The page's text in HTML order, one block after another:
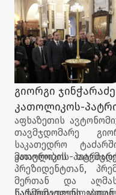
გიორგი
კათოლიკოს-
დაესწრო
აფხაზეთის
თავმჯდომარე
საკათედრო
კათოლიკოს-
მთავრობის
პრეზიდენტთან,
მერთან და